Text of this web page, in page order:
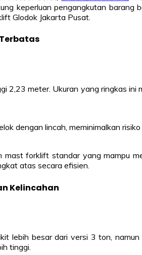
keperluan pengangkutan
Glodok Jakarta Pusat.
Terbatas
2,23 meter. Ukuran yang ringkas
dengan lincah, meminimalkan
forklift standar yang mampu
atas secara efisien.
Kelincahan
lebih besar dari versi 3 ton,
tinggi.